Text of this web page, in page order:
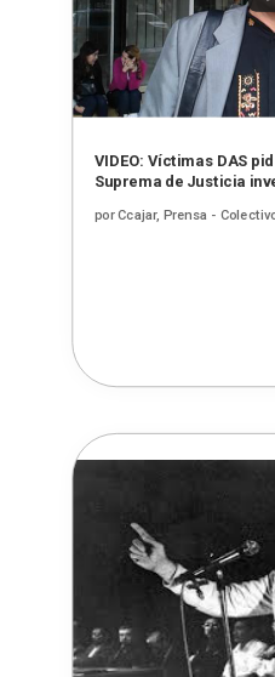
VIDEO: Víctimas DAS
Suprema de Justicia
porCcajar, Prensa -